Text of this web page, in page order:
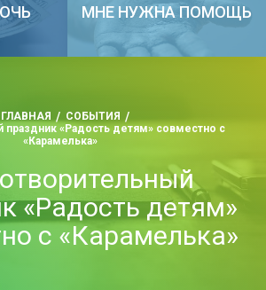
МНЕ НУЖНА ПОМОЩЬ
ГЛАВНАЯ
СОБЫТИЯ
праздник «Радость детям» совместно с
«Карамелька»
«Радость детям»
с «Карамелька»